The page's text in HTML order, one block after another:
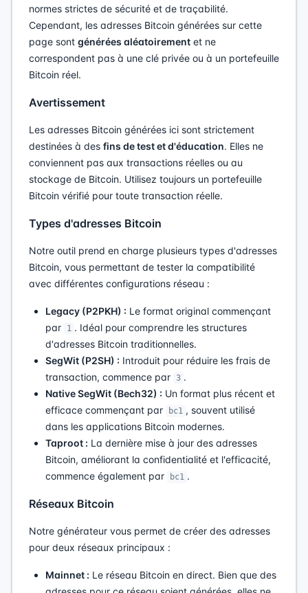
normes strictes de sécurité et de traçabilité.
Cependant, les adresses Bitcoin générées sur cette
page sont générées aléatoirement et ne
correspondent pas à une clé privée ou à un portefeuille
Bitcoin réel.
Avertissement
Les adresses Bitcoin générées ici sont strictement
destinées à des fins de test et d'éducation. Elles ne
conviennent pas aux transactions réelles ou au
stockage de Bitcoin. Utilisez toujours un portefeuille
Bitcoin vérifié pour toute transaction réelle.
Types d'adresses Bitcoin
Notre outil prend en charge plusieurs types d'adresses
Bitcoin, vous permettant de tester la compatibilité
avec différentes configurations réseau :
Legacy (P2PKH) : Le format original commençant
par
1 . Idéal pour comprendre les structures
d'adresses Bitcoin traditionnelles.
SegWit (P2SH) : Introduit pour réduire les frais de
transaction, commence par 3 .
Native SegWit (Bech32) : Un format plus récent et
efficace commençant par
bc1 , souvent utilisé
dans les applications Bitcoin modernes.
Taproot : La dernière mise à jour des adresses
Bitcoin, améliorant la confidentialité et l'efficacité,
commence également par
bc1 .
Réseaux Bitcoin
Notre générateur vous permet de créer des adresses
pour deux réseaux principaux :
Mainnet : Le réseau Bitcoin en direct. Bien que des